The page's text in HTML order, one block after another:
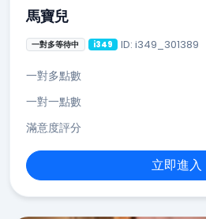
馬寶兒
一對多等待中 i349 ID: i349_301389
一對多點數
一對一點數
滿意度評分
立即進入